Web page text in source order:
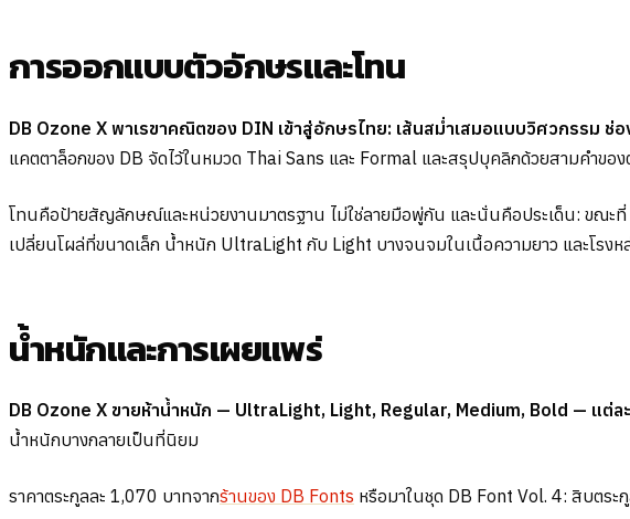
การออกแบบตัวอักษรและโทน
DB Ozone X พาเรขาคณิตของ DIN เข้าสู่อักษรไทย: เส้นสม่ำเสมอแบบวิศวกรรม
แคตตาล็อกของ DB จัดไว้ในหมวด Thai Sans และ Formal และสรุปบุคลิกด้วยสามคำของ
โทนคือป้ายสัญลักษณ์และหน่วยงานมาตรฐาน ไม่ใช่ลายมือพู่กัน และนั่นคือประเด็น: ขณะที่
เปลี่ยนโผล่ที่ขนาดเล็ก น้ำหนัก UltraLight กับ Light บางจนจมในเนื้อความยาว และโรง
น้ำหนักและการเผยแพร่
DB Ozone X ขายห้าน้ำหนัก — UltraLight, Light, Regular, Medium, Bold — แต่
น้ำหนักบางกลายเป็นที่นิยม
ราคาตระกูลละ 1,070 บาทจากร้านของ DB Fonts หรือมาในชุด DB Font Vol. 4: สิบตร